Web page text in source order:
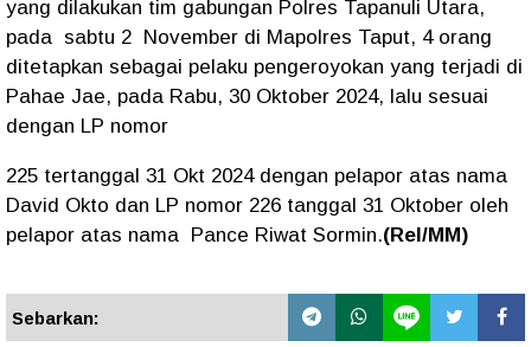
yang dilakukan tim gabungan Polres Tapanuli Utara,
pada sabtu 2 November di Mapolres Taput, 4 orang
ditetapkan sebagai pelaku pengeroyokan yang terjadi di
Pahae Jae, pada Rabu, 30 Oktober 2024, lalu sesuai
dengan LP nomor
225 tertanggal 31 Okt 2024 dengan pelapor atas nama
David Okto dan LP nomor 226 tanggal 31 Oktober oleh
pelapor atas nama Pance Riwat Sormin.(Rel/MM)
Sebarkan: